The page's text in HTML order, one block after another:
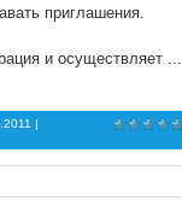
приглашения.
и осуществляет ...
|